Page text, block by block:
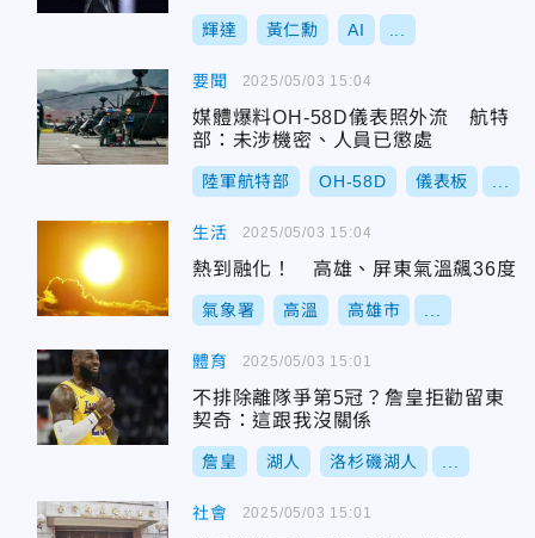
輝達 黃仁勳 AI
要聞
媒體爆料OH-58D儀表照外流 航特
部：未涉機密、人員已懲處
陸軍航特部 OH-58D 儀表板
2025/05/03 15:04
生活
熱到融化！ 高雄、屏東氣溫飆36度
氣象署 高溫 高雄市
2025/05/03 15:04
體育
不排除離隊爭第5冠？詹皇拒勸留東
契奇：這跟我沒關係
詹皇 湖人 洛杉磯湖人
2025/05/03 15:01
社會 2025/05/03 15:01